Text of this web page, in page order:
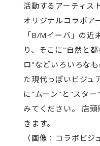
活動するアーティス
オリジナルコラボア
「B/Mイーバ」の
り、そこに"自然と
ロ"などいろいろな
た現代っぽいビジュ
に"ムーン"と"スタ
みてください。 店
きます。
（画像：コラボビジ